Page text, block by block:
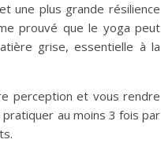
une plus grande résilience
prouvé que le yoga peut
grise, essentielle à la
perception et vous rendre
au moins 3 fois par